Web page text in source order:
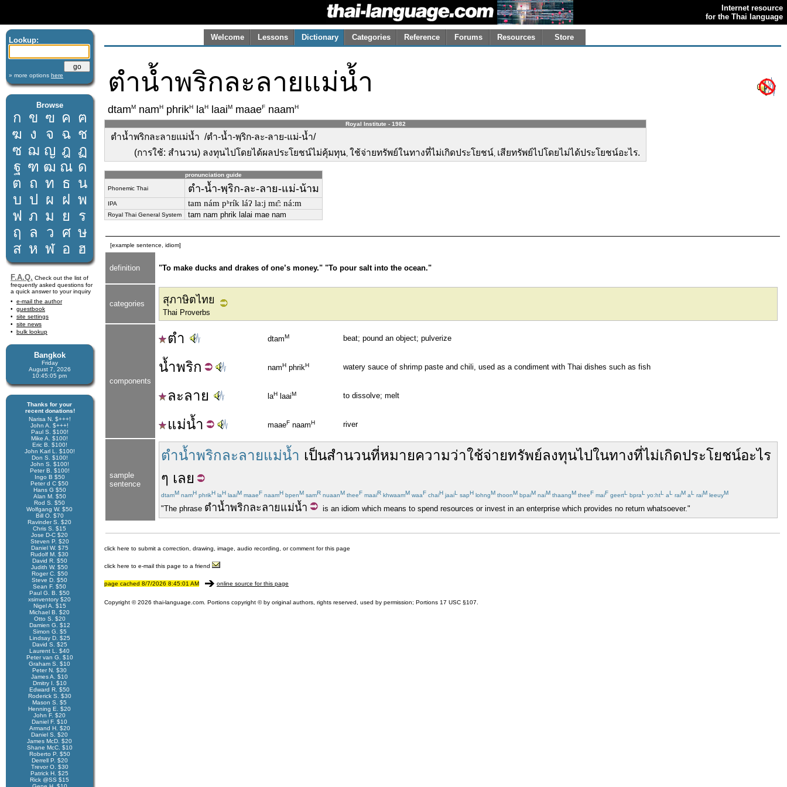
Internet resource
for the Thai language
Lookup:
» more options here
Browse
ก ข ฃ ค ฅ
ฆ ง จ ฉ ช
ซ ฌ ญ ฎ ฏ
ฐ ฑ ฒ ณ ด
ต ถ ท ธ น
บ ป ผ ฝ พ
ฟ ภ ม ย
ร
ฤ
ล ว ศ ษ
ส ห ฬ อ ฮ
F.A.Q. Check out the list of
frequently asked questions for
a quick answer to your inquiry
e-mail the author
guestbook
site settings
site news
bulk lookup
Bangkok
Friday
August 7, 2026
10:45:06 pm
Thanks for your
recent donations!
Narisa N. $+++!
John A. $+++!
Paul S. $100!
Mike A. $100!
Eric B. $100!
John Karl L. $100!
Don S. $100!
John S. $100!
Peter B. $100!
Ingo B $50
Peter d C $50
Hans G $50
Alan M. $50
Rod S. $50
Wolfgang W. $50
Bill O. $70
Ravinder S. $20
Chris S. $15
Jose D-C $20
Steven P. $20
Daniel W. $75
Rudolf M. $30
David R. $50
Judith W. $50
Roger C. $50
Steve D. $50
Sean F. $50
Paul G. B. $50
xsinventory $20
Nigel A. $15
Michael B. $20
Otto S. $20
Damien G. $12
Simon G. $5
Lindsay D. $25
David S. $25
Laurent L. $40
Peter van G. $10
Graham S. $10
Peter N. $30
James A. $10
Dmitry I. $10
Edward R. $50
Roderick S. $30
Mason S. $5
Henning E. $20
John F. $20
Daniel F. $10
Armand H. $20
Daniel S. $20
James McD. $20
Shane McC. $10
Roberto P. $50
Derrell P. $20
Trevor O. $30
Patrick H. $25
Rick @SS $15
Welcome Lessons Dictionary Categories Reference Forums Resources Store
ตำน้ำพริกละลายแม่น้ำ
dtamM namH phrikH laH laaiM maaeF naamH
Royal Institute - 1982
ตำน้ำพริกละลายแม่น้ำ /ตำ-น้ำ-พฺริก-ละ-ลาย-แม่-น้ำ/
(การใช้: สำนวน) ลงทุนไปโดยได้ผลประโยชน์ไม่คุ้มทุน, ใช้จ่ายทรัพย์ในทางที่ไม่เกิดประโยชน์, เสียทรัพย์ไปโดยไม่ได้ประโยชน์อะไร.
pronunciation guide
Phonemic Thai ตำ-น้ำ-พฺริก-ละ-ลาย-แม่-น้าม
IPA tam nám pʰrík láʔ laːj mɛ̂ː náːm
Royal Thai General System tam nam phrik lalai mae nam
[example sentence, idiom]
definition "To make ducks and drakes of one’s money." "To pour salt into the ocean."
categories สุภาษิตไทย
Thai Proverbs
components
ตำ dtamM beat; pound an object; pulverize
น้ำพริก namH phrikH watery sauce of shrimp paste and chili, used as a condiment with Thai dishes such as fish
ละลาย laH laaiM to dissolve; melt
แม่น้ำ maaeF naamH river
sample
sentence
ตำน้ำพริกละลายแม่น้ำ เป็นสำนวนที่หมายความว่าใช้จ่ายทรัพย์ลงทุนไปในทางที่ไม่เกิดประโยชน์อะไร
ๆ เลย
dtamM namH phrikH laH laaiM maaeF naamH bpenM samR nuaanM theeF maaiR khwaamM waaF chaiH jaaiL sapH lohngM thoonM bpaiM naiM thaangM theeF maiF geertL bpraL yo:htL aL raiM aL raiM leeuyM
"The phrase ตำน้ำพริกละลายแม่น้ำ is an idiom which means to spend resources or invest in an enterprise which provides no return whatsoever."
click here to submit a correction, drawing, image, audio recording, or comment for this page
click here to e-mail this page to a friend
page cached 8/7/2026 8:45:01 AM online source for this page
Copyright © 2026 thai-language.com. Portions copyright © by original authors, rights reserved, used by permission; Portions 17 USC §107